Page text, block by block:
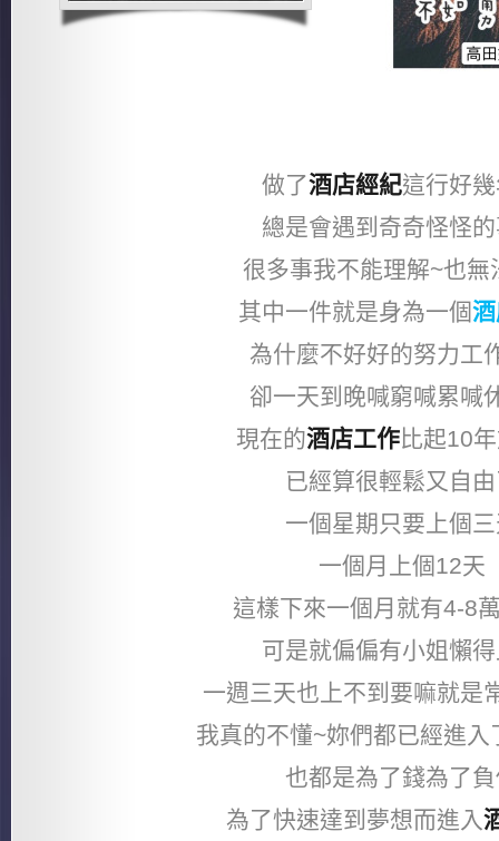
做了酒店經紀這行好
總是會遇到奇奇怪怪
很多事我不能理解~也無
其中一件就是身為一個
為什麼不好好的努力工
卻一天到晚喊窮喊累喊
現在的酒店工作比起10
已經算很輕鬆又自
一個星期只要上個
一個月上個12天
這樣下來一個月就有4-8
可是就偏偏有小姐懶
一週三天也上不到要嘛就是
我真的不懂~妳們都已經進入
也都是為了錢為了
為了快速達到夢想而進入